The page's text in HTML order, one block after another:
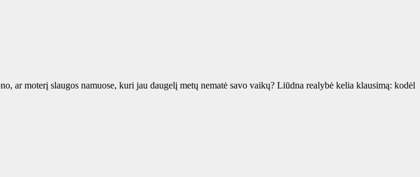
ar moterį slaugos namuose, kuri jau daugelį metų nematė savo vaikų? Liūdna realybė kelia klausimą: kodėl